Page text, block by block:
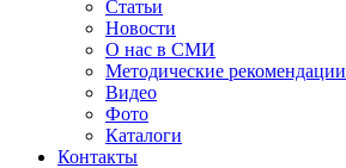
Статьи
Новости
О нас в СМИ
Методические рекомендации
Видео
Фото
Каталоги
Контакты